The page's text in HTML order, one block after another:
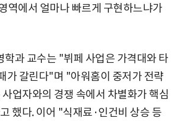
역에서 얼마나 빠르게 구현하느냐가
학과 교수는 "뷔페 사업은 가격대와 타
가 갈린다"며 "아워홈이 중저가 전략
업자와의 경쟁 속에서 차별화가 핵심
했다. 이어 "식재료·인건비 상승 등